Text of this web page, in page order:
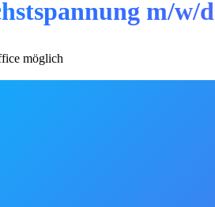
m/w/d
möglich